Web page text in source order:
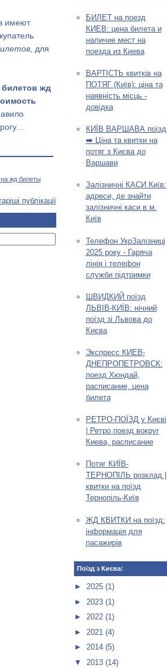
имеют
, для
билетов жд
жд билеты
публікації
БИЛЕТ на поезд
КИЕВ: цена билета и
наличие мест на
поезда из Киева
ВАРТІСТЬ квитків на
ПОТЯГ (Київ): ціна та
наявність місць -
довідка
КИЇВ ВАРШАВА поїзд
➡️ Ціна та квитки на
потяг з Києва до
Варшави
Залізничні КАСИ Київ:
адреси, де знайти
залізничні каси в м.
Київ
Телефон УкрЗалізниці
2025 року - Гаряча
лінія і телефон
служби підтримки
ШВИДКИЙ поїзд
ЛЬВІВ-КИЇВ: нічний
поїзд зі Львова до
Києва
Экспресс КИЕВ-
ДНЕПРОПЕТРОВСК:
поезд Хюндай,
расписание, цена
билета
РЕТРО-ПОЇЗД у Києві
| Ретро поезд вокруг
Киева, расписание
Потяг КИЇВ-
ТЕРНОПІЛЬ розклад |
квитки на поїзд
Тернопіль-Київ
ЖД КВИТКИ на поїзд:
інформація для
пасажирів
Поїзд з Києва:
► 2025 (1)
► 2023 (1)
► 2022 (1)
► 2021 (4)
► 2014 (5)
▼ 2013 (14)